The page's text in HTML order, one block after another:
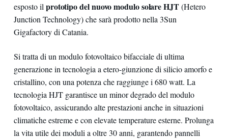
esposto il prototipo del nuovo modulo solare HJT(Hetero
Junction Technology) che sarà prodotto nella 3Sun
Gigafactory di Catania.
Si tratta di un modulo fotovoltaico bifacciale di ultima
generazione in tecnologia a etero-giunzione di silicio amorfo e
cristallino, con una potenza che raggiunge i 680 watt. La
tecnologia HJT garantisce un minor degrado del modulo
fotovoltaico, assicurando alte prestazioni anche in situazioni
climatiche estreme e con elevate temperature esterne. Prolunga
la vita utile dei moduli a oltre 30 anni, garantendo pannelli